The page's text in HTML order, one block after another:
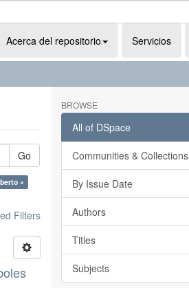
Acerca del repositorio Servicios
Go
×
Filters
BROWSE
All of DSpace
Communities & Collections
By Issue Date
Authors
Titles
Subjects